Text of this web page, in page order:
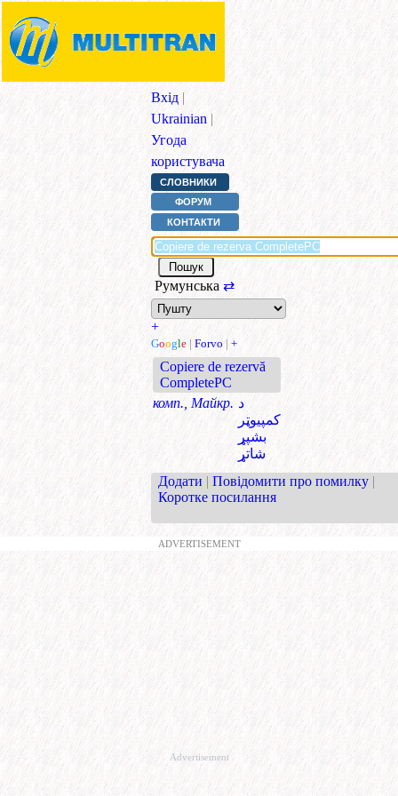
Вхід |
Ukrainian |
Угода
користувача
СЛОВНИКИ
ФОРУМ
КОНТАКТИ
Румунська ⇄
+
Google | Forvo | +
Copiere de rezervă
CompletePC
комп., Майкр. د
کمپیوټر
بشپړ
شاتړ
Додати | Повідомити про помилку |
Коротке посилання
ADVERTISEMENT
Advertisement